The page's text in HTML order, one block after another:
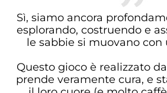
Sì, siamo ancora
esplorando, costruendo e
le sabbie si muovano con
Questo gioco è realizzato
prende veramente cura, e